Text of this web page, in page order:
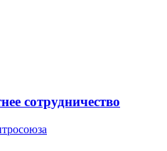
сотрудничество